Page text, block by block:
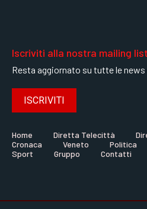
Iscriviti alla nostra mailing list
Resta aggiornato su tutte le
ISCRIVITI
Home Diretta Telecittà
Cronaca
Veneto Politica
Sport
Gruppo Contatti